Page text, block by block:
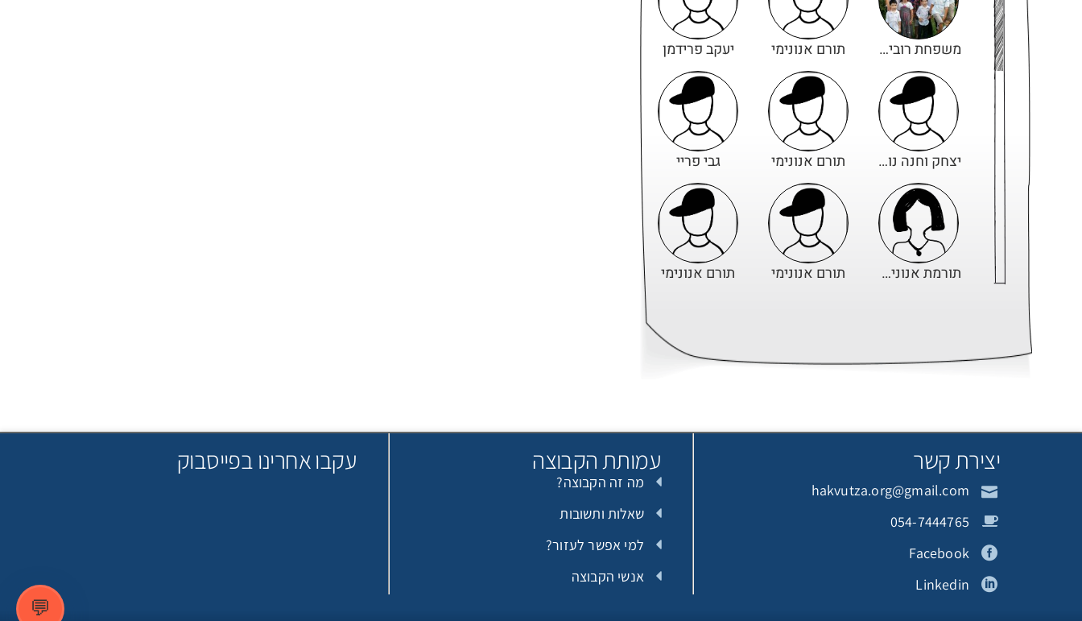
משפחת רובין-ברד תורם אנונימי יעקב פרידמן
יצחק וחנה נוימן תורם אנונימי גבי פריי
תורמת אנונימית תורם אנונימי תורם אנונימי
משה גולן
יצירת קשר
hakvutza.org@gmail.com
054-7444765
Facebook
Linkedin
עמותת הקבוצה
מה זה הקבוצה?
שאלות ותשובות
למי אפשר לעזור?
אנשי הקבוצה
עקבו אחרינו בפייסבוק
💬